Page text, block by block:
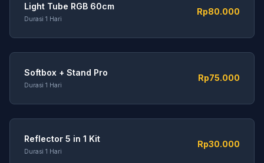
Light Tube RGB 60cm
Durasi 1 Hari
Rp80.000
Softbox + Stand Pro
Durasi 1 Hari
Rp75.000
Reflector 5 in 1 Kit
Durasi 1 Hari
Rp30.000